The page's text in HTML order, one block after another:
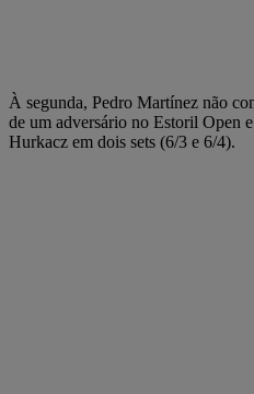
À segunda, Pedro Martínez não
de um adversário no Estoril Open
Hurkacz em dois sets (6/3 e 6/4).